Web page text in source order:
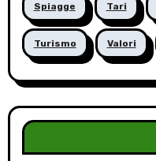
Spiagge Tari
Turismo Valori